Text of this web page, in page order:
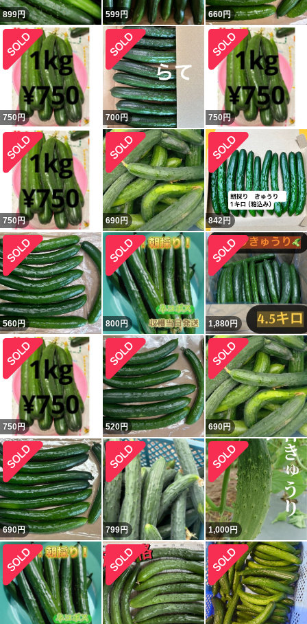
899円 599円 660円
750円 700円 750円
750円 690円 842円
560円 800円 1,880円
750円 520円 690円
690円 799円 1,000円